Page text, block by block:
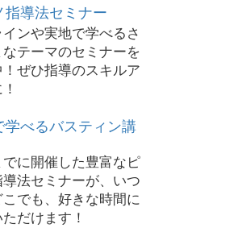
指導法セミナー
ンや実地で学べるさ
なテーマのセミナーを
ぜひ指導のスキルア
学べるバスティン講
でに開催した豊富なピ
法セミナーが、いつ
でも、好きな時間に
だけます！